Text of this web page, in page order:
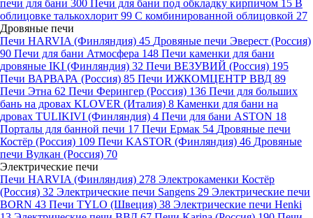
печи для бани 300 Печи для бани под обкладку кирпичом 15 В
облицовке талькохлорит 99 С комбинированной облицовкой 27
Дровяные печи
Печи HARVIA (Финляндия) 45 Дровяные печи Эверест (Россия)
90 Печи для бани Атмосфера 148 Печи каменки для бани
дровяные IKI (Финляндия) 32 Печи ВЕЗУВИЙ (Россия) 195
Печи ВАРВАРА (Россия) 85 Печи ИЖКОМЦЕНТР ВВД 89
Печи Этна 62 Печи Ферингер (Россия) 136 Печи для больших
бань на дровах KLOVER (Италия) 8 Каменки для бани на
дровах TULIKIVI (Финляндия) 4 Печи для бани ASTON 18
Порталы для банной печи 17 Печи Ермак 54 Дровяные печи
Костёр (Россия) 109 Печи KASTOR (Финляндия) 46 Дровяные
печи Вулкан (Россия) 70
Электрические печи
Печи HARVIA (Финляндия) 278 Электрокаменки Костёр
(Россия) 32 Электрические печи Sangens 29 Электрические печи
BORN 43 Печи TYLO (Швеция) 38 Электрические печи Henki